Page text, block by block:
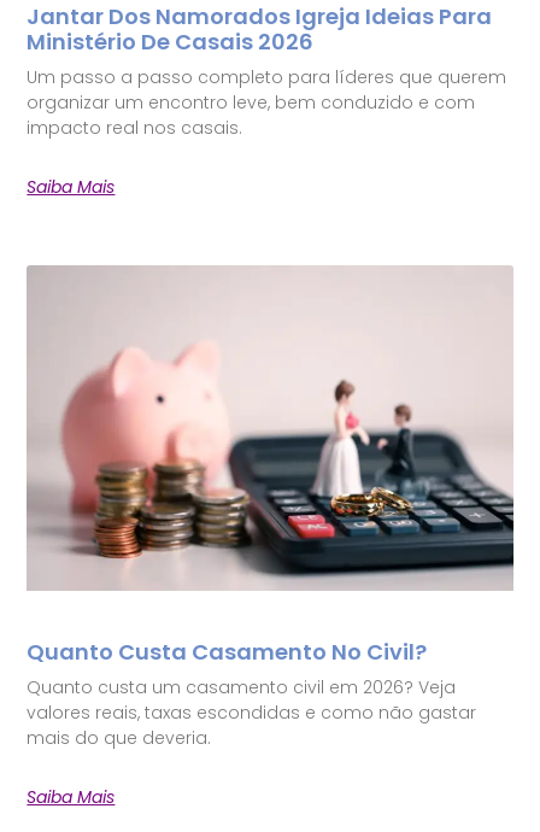
Jantar Dos Namorados Igreja Ideias Para
Ministério De Casais 2026
Um passo a passo completo para líderes que querem
organizar um encontro leve, bem conduzido e com
impacto real nos casais.
Saiba Mais
Quanto Custa Casamento No Civil?
Quanto custa um casamento civil em 2026? Veja
valores reais, taxas escondidas e como não gastar
mais do que deveria.
Saiba Mais